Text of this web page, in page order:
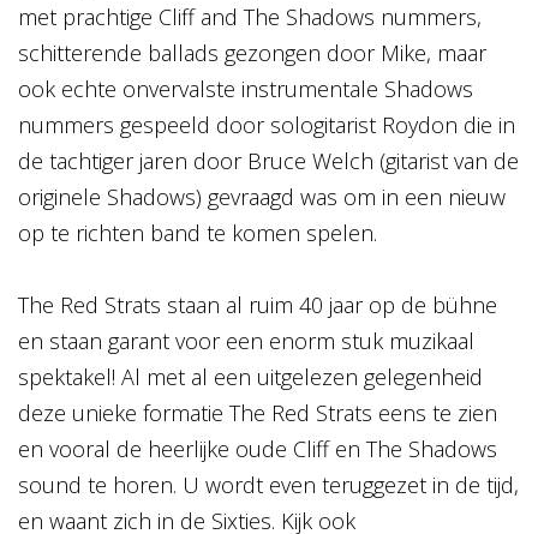
met prachtige Cliff and The Shadows nummers,
schitterende ballads gezongen door Mike, maar
ook echte onvervalste instrumentale Shadows
nummers gespeeld door sologitarist Roydon die in
de tachtiger jaren door Bruce Welch (gitarist van de
originele Shadows) gevraagd was om in een nieuw
op te richten band te komen spelen.
The Red Strats staan al ruim 40 jaar op de bühne
en staan garant voor een enorm stuk muzikaal
spektakel! Al met al een uitgelezen gelegenheid
deze unieke formatie The Red Strats eens te zien
en vooral de heerlijke oude Cliff en The Shadows
sound te horen. U wordt even teruggezet in de tijd,
en waant zich in de Sixties. Kijk ook